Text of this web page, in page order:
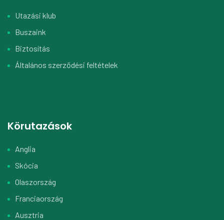
Utazási klub
Buszaink
Biztosítás
Általános szerződési feltételek
Körutazások
Anglia
Skócia
Olaszország
Franciaország
Ausztria